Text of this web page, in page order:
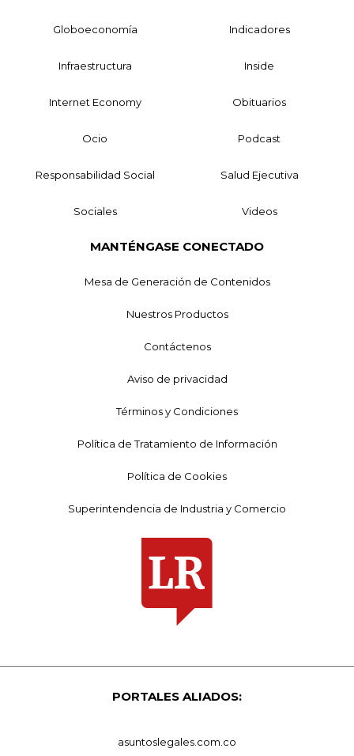
Globoeconomía Indicadores
Infraestructura Inside
Internet Economy Obituarios
Ocio Podcast
Responsabilidad Social Salud Ejecutiva
Sociales Videos
MANTÉNGASE CONECTADO
Mesa de Generación de Contenidos
Nuestros Productos
Contáctenos
Aviso de privacidad
Términos y Condiciones
Política de Tratamiento de Información
Política de Cookies
Superintendencia de Industria y Comercio
PORTALES ALIADOS:
asuntoslegales.com.co